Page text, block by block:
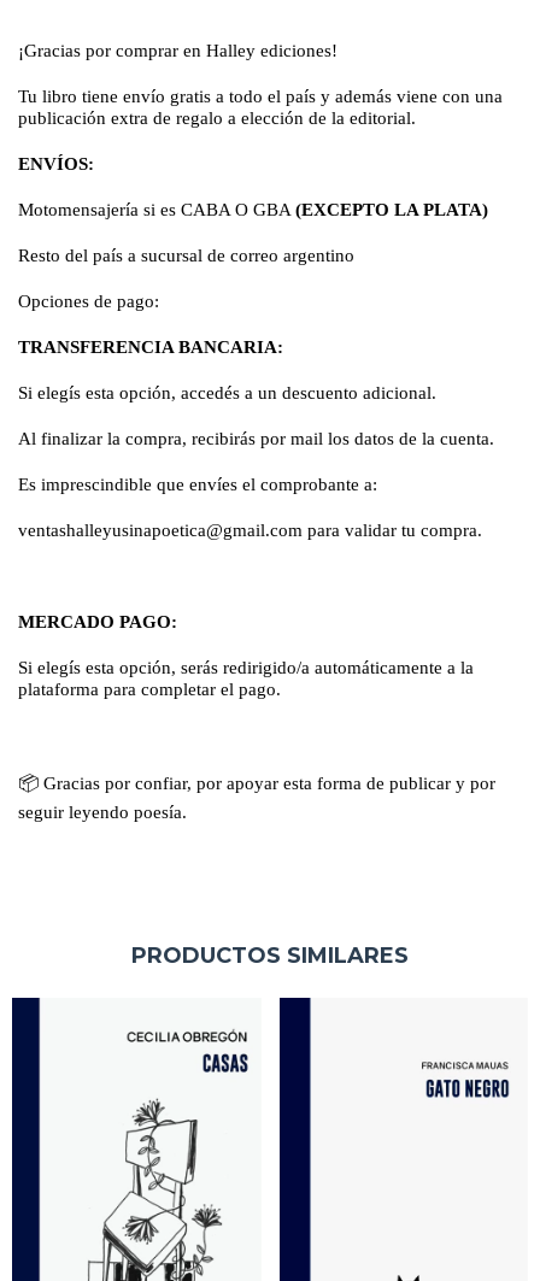
¡Gracias por comprar en Halley ediciones!
Tu libro tiene envío gratis a todo el país y además viene con una
publicación extra de regalo a elección de la editorial.
ENVÍOS:
Motomensajería si es CABA O GBA (EXCEPTO LA PLATA)
Resto del país a sucursal de correo argentino
Opciones de pago:
TRANSFERENCIA BANCARIA:
Si elegís esta opción, accedés a un descuento adicional.
Al finalizar la compra, recibirás por mail los datos de la cuenta.
Es imprescindible que envíes el comprobante a:
ventashalleyusinapoetica@gmail.com para validar tu compra.
MERCADO PAGO:
Si elegís esta opción, serás redirigido/a automáticamente a la
plataforma para completar el pago.
📦 Gracias por confiar, por apoyar esta forma de publicar y por
seguir leyendo poesía.
PRODUCTOS SIMILARES